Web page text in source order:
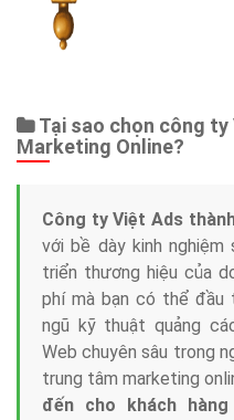
Tại sao chọn công
Marketing Online?
Công ty Việt Ads
với bề dày kinh
triển thương hiệu của
phí mà bạn có thể đầu
ngũ kỹ thuật quảng
Web chuyên sâu trong
trung tâm marketing
đến cho khách